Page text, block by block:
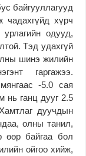
байгууллагууд
чадахгүйд хүрч
одууд,
Тэд удахгүй
шинэ жилийн
гаргажээ.
-5.0 сая
нь ганц дууг 2.5
дуучдын
олны танил,
өөр байгаа бол
ойгоо хийж,